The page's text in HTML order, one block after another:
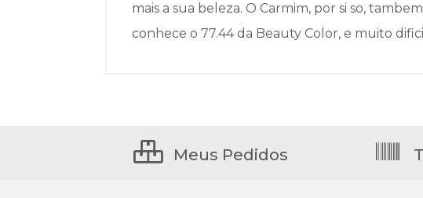
mais a sua beleza. O Carmim, por si so,
conhece o 77.44 da Beauty Color, e muito
Meus Pedidos